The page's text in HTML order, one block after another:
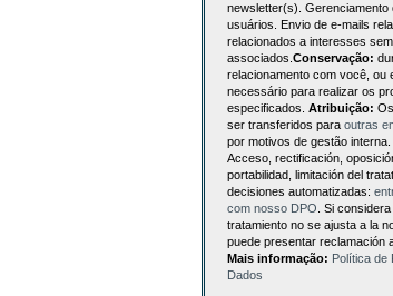
newsletter(s). Gerenciamento
usuários. Envio de e-mails
relacionados a interesses
associados. Conservação:
relacionamento com você, ou
necessário para realizar os
especificados. Atribuição:
ser transferidos para outras
por motivos de gestão interna.
Acceso, rectificación,
portabilidad, limitación del
decisiones automatizadas:
com nosso DPO . Si
tratamiento no se ajusta a la
puede presentar reclamación
Mais informação: Política de
Dados